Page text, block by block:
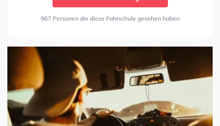
967 Personen die diese Fahrschule gesehen haben